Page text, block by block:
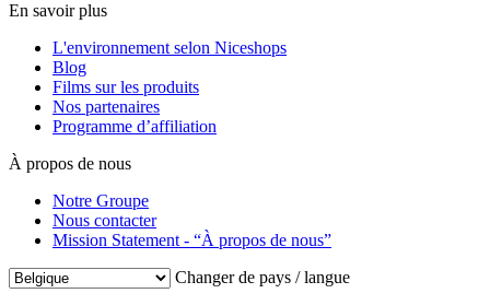
En savoir plus
L'environnement selon Niceshops
Blog
Films sur les produits
Nos partenaires
Programme d’affiliation
À propos de nous
Notre Groupe
Nous contacter
Mission Statement - “À propos de nous”
Changer de pays / langue